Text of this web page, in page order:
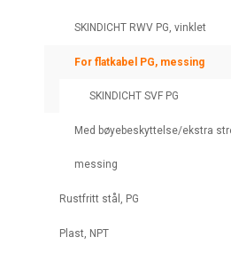
SKINDICHT RWV PG, vinklet
For flatkabel PG, messing
SKINDICHT SVF PG
Med bøyebeskyttelse/ekstra
messing
Rustfritt stål, PG
Plast, NPT